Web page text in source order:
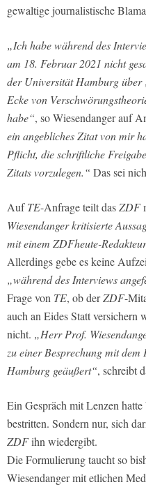
gewaltige journalistische
„Ich habe während des
am 18. Februar 2021 nicht
der Universität Hamburg über
Ecke von
habe“, so Wiesendanger auf
ein angebliches Zitat von mir
Pflicht, die schriftliche
Zitats vorzulegen.“ Das sei
AufTE-Anfrage teilt dasZDF
Wiesendanger kritisierte
mit einem ZDFheute-
Allerdings gebe es keine
„während des Interviews
Frage von TE, ob derZDF-
auch an Eides Statt versichern
nicht. „Herr Prof.
zu einer Besprechung mit
Hamburg geäußert“, schreibt
Ein Gespräch mit Lenzen
bestritten. Sondern nur, sich
ZDFihn wiedergibt.
Die Formulierung taucht so
Wiesendanger mit etlichen